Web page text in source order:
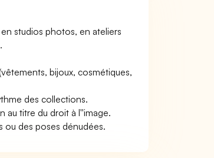
studios photos, en ateliers
bijoux, cosmétiques,
des collections.
au titre du droit à l''image.
ou des poses dénudées.